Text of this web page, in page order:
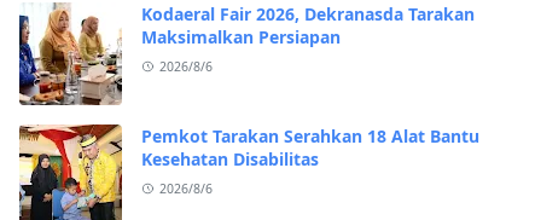
Kodaeral Fair 2026, Dekranasda Tarakan
Maksimalkan Persiapan
2026/8/6
Pemkot Tarakan Serahkan 18 Alat Bantu
Kesehatan Disabilitas
2026/8/6